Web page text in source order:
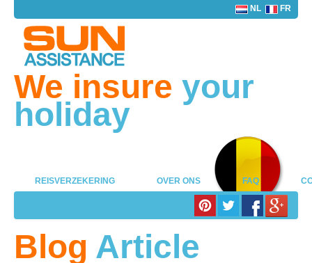
NL FR
We insure your
holiday
REISVERZEKERING OVER ONS FAQ
Blog Article